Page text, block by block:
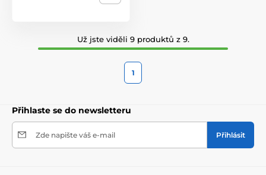
Už jste viděli 9 produktů z 9.
1
Přihlaste se do newsletteru
Zde napište váš e-mail Přihlásit